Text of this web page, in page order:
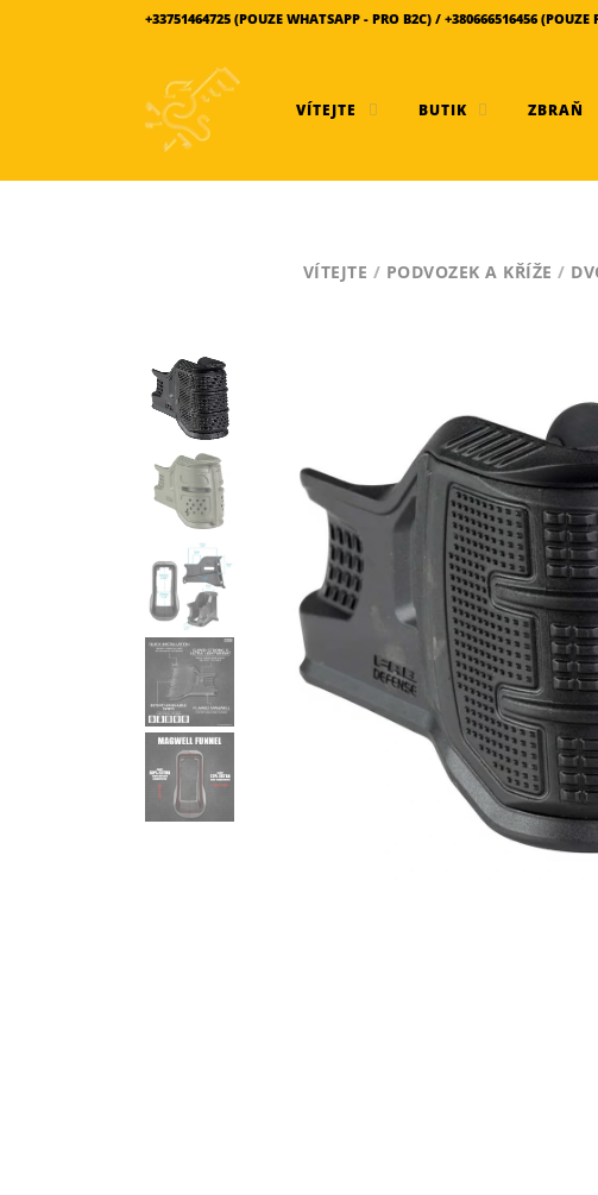
+33751464725 (POUZE WHATSAPP - PRO B2C) / +380666516456 (POUZE
VÍTEJTE BUTIK ZBRAŇ
VÍTEJTE / PODVOZEK A KŘÍŽE /